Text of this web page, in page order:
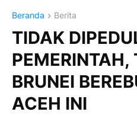
Beranda Berita
TIDAK
PEMERINTAH,
BRUNEI
ACEH INI